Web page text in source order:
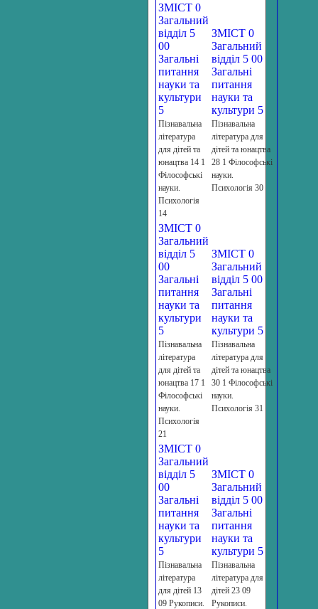
ЗМІСТ 0
Загальний
відділ 5
00
Загальні
питання
науки та
культури
5
Пізнавальна
література
для дітей та
юнацтва 14 1
Філософські
науки.
Психологія
14
ЗМІСТ 0
Загальний
відділ 5 00
Загальні
питання
науки та
культури 5
Пізнавальна
література для
дітей та юнацтва
28 1 Філософські
науки.
Психологія 30
ЗМІСТ 0
Загальний
відділ 5
00
Загальні
питання
науки та
культури
5
Пізнавальна
література
для дітей та
юнацтва 17 1
Філософські
науки.
Психологія
21
ЗМІСТ 0
Загальний
відділ 5 00
Загальні
питання
науки та
культури 5
Пізнавальна
література для
дітей та юнацтва
30 1 Філософські
науки.
Психологія 31
ЗМІСТ 0
Загальний
відділ 5
00
Загальні
питання
науки та
культури
5
Пізнавальна
література
для дітей 13
09 Рукописи.
ЗМІСТ 0
Загальний
відділ 5 00
Загальні
питання
науки та
культури 5
Пізнавальна
література для
дітей 23 09
Рукописи.